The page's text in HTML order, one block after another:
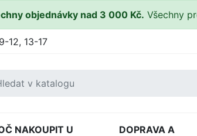
objednávky nad 3 000 Kč. Všechny
12, 13-17
NAKOUPIT U
DOPRAVA A